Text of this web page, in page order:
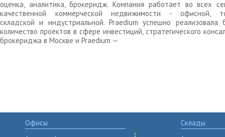
4 2464.00 65 880руб руб
оценка, аналитика, брокеридж. Компания работает во всех
качественной коммерческой недвижимости - офисной,
складской и индустриальной. Praedium успешно реализовала
количество проектов в сфере инвестиций, стратегического
брокериджа в Москве и Praedium —
Офисы Склады